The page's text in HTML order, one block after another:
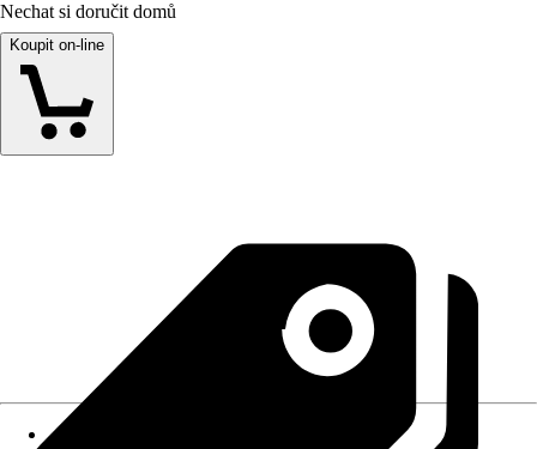
Nechat si doručit domů
Koupit on-line